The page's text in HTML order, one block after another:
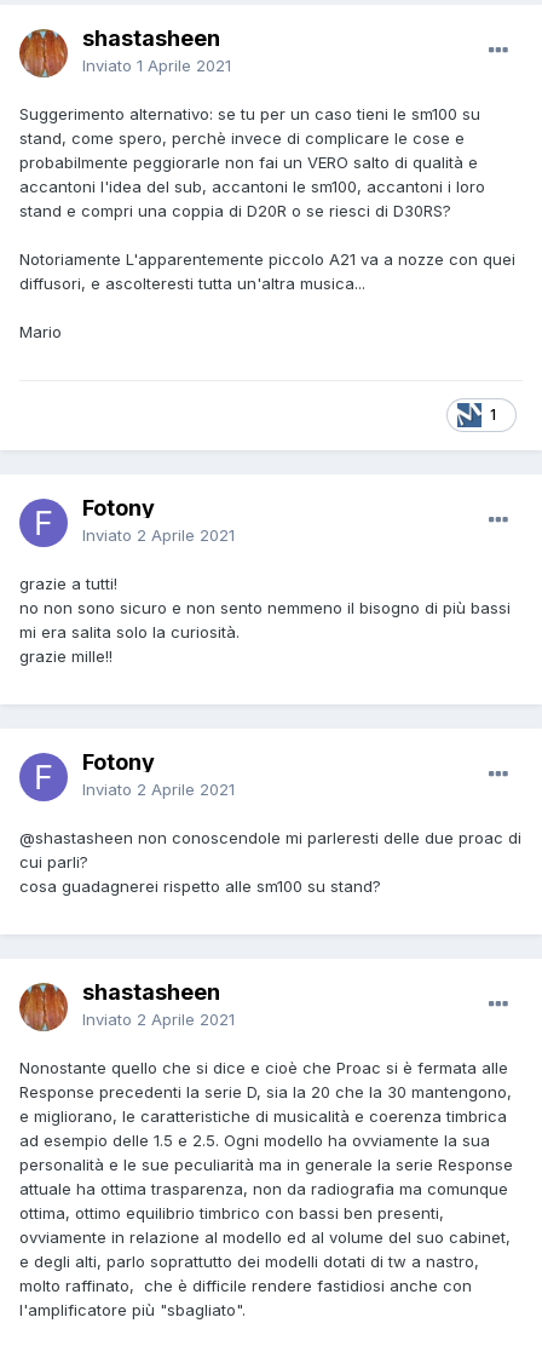
shastasheen
Inviato 1 Aprile 2021
Suggerimento alternativo: se tu per un caso tieni le sm100 su
stand, come spero, perchè invece di complicare le cose e
probabilmente peggiorarle non fai un VERO salto di qualità e
accantoni l'idea del sub, accantoni le sm100, accantoni i loro
stand e compri una coppia di D20R o se riesci di D30RS?
Notoriamente L'apparentemente piccolo A21 va a nozze con quei
diffusori, e ascolteresti tutta un'altra musica...
Mario
1
Fotony
Inviato 2 Aprile 2021
grazie a tutti!
no non sono sicuro e non sento nemmeno il bisogno di più bassi
mi era salita solo la curiosità.
grazie mille!!
Fotony
Inviato 2 Aprile 2021
@shastasheen non conoscendole mi parleresti delle due proac di
cui parli?
cosa guadagnerei rispetto alle sm100 su stand?
shastasheen
Inviato 2 Aprile 2021
Nonostante quello che si dice e cioè che Proac si è fermata alle
Response precedenti la serie D, sia la 20 che la 30 mantengono,
e migliorano, le caratteristiche di musicalità e coerenza timbrica
ad esempio delle 1.5 e 2.5. Ogni modello ha ovviamente la sua
personalità e le sue peculiarità ma in generale la serie Response
attuale ha ottima trasparenza, non da radiografia ma comunque
ottima, ottimo equilibrio timbrico con bassi ben presenti,
ovviamente in relazione al modello ed al volume del suo cabinet,
e degli alti, parlo soprattutto dei modelli dotati di tw a nastro,
molto raffinato, che è difficile rendere fastidiosi anche con
l'amplificatore più "sbagliato".